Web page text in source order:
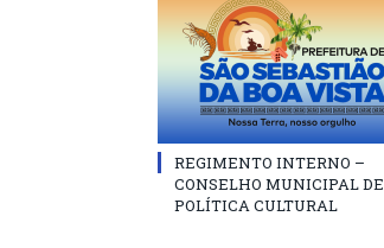
REGIMENTO INTERNO –
CONSELHO MUNICIPAL DE
POLÍTICA CULTURAL